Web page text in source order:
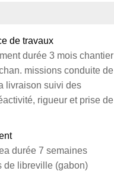
de travaux
durée 3 mois chantier
missions conduite de
livraison suivi des
rigueur et prise de
durée 7 semaines
de libreville (gabon)